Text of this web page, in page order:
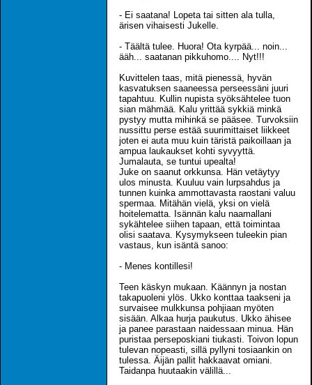
- Ei saatana! Lopeta tai sitten ala tulla,
ärisen vihaisesti Jukelle.
- Täältä tulee. Huora! Ota kyrpää... noin...
ääh... saatanan pikkuhomo.... Nyt!!!
Kuvittelen taas, mitä pienessä, hyvän
kasvatuksen saaneessa perseessäni juuri
tapahtuu. Kullin nupista syöksähtelee tuon
sian mähmää. Kalu yrittää sykkiä minkä
pystyy mutta mihinkä se pääsee. Turvoksiin
nussittu perse estää suurimittaiset liikkeet
joten ei auta muu kuin täristä paikoillaan ja
ampua laukaukset kohti syvyyttä.
Jumalauta, se tuntui upealta!
Juke on saanut orkkunsa. Hän vetäytyy
ulos minusta. Kuuluu vain lurpsahdus ja
tunnen kuinka ammottavasta raostani valuu
spermaa. Mitähän vielä, yksi on vielä
hoitelematta. Isännän kalu naamallani
sykähtelee siihen tapaan, että toimintaa
olisi saatava. Kysymykseen tuleekin pian
vastaus, kun isäntä sanoo:
- Menes kontillesi!
Teen käskyn mukaan. Käännyn ja nostan
takapuoleni ylös. Ukko konttaa taakseni ja
survaisee mulkkunsa pohjiaan myöten
sisään. Alkaa hurja paukutus. Ukko ähisee
ja panee parastaan naidessaan minua. Hän
puristaa perseposkiani tiukasti. Toivon lopun
tulevan nopeasti, sillä pyllyni tosiaankin on
tulessa. Äijän pallit hakkaavat omiani.
Taidanpa huutaakin välillä...